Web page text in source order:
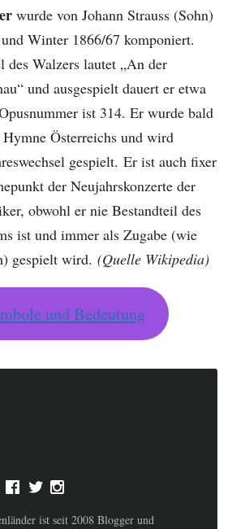
wurde von Johann Strauss (Sohn)
Winter 1866/67 komponiert.
Walzers lautet „An der
und ausgespielt dauert er etwa
ist 314. Er wurde bald
Österreichs und wird
gespielt. Er ist auch fixer
der Neujahrskonzerte der
obwohl er nie Bestandteil des
ist und immer als Zugabe (wie
gespielt wird. (Quelle Wikipedia)
und Bedeutung
ist seit 2008 Blogger und